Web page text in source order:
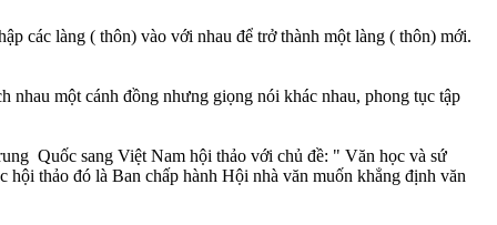
các làng ( thôn) vào với nhau để trở thành một làng ( thôn) mới.
một cánh đồng nhưng giọng nói khác nhau, phong tục tập
Quốc sang Việt Nam hội thảo với chủ đề: " Văn học và sứ
thảo đó là Ban chấp hành Hội nhà văn muốn khẳng định văn